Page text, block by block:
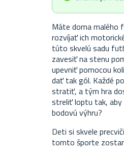
Máte doma malého
rozvíjať ich
túto skvelú sadu
zavesiť na stenu
upevniť pomocou
dať tak gól. Každé
stratiť, a tým hra
streliť loptu tak, aby
bodovú výhru?
Deti si skvele
tomto športe